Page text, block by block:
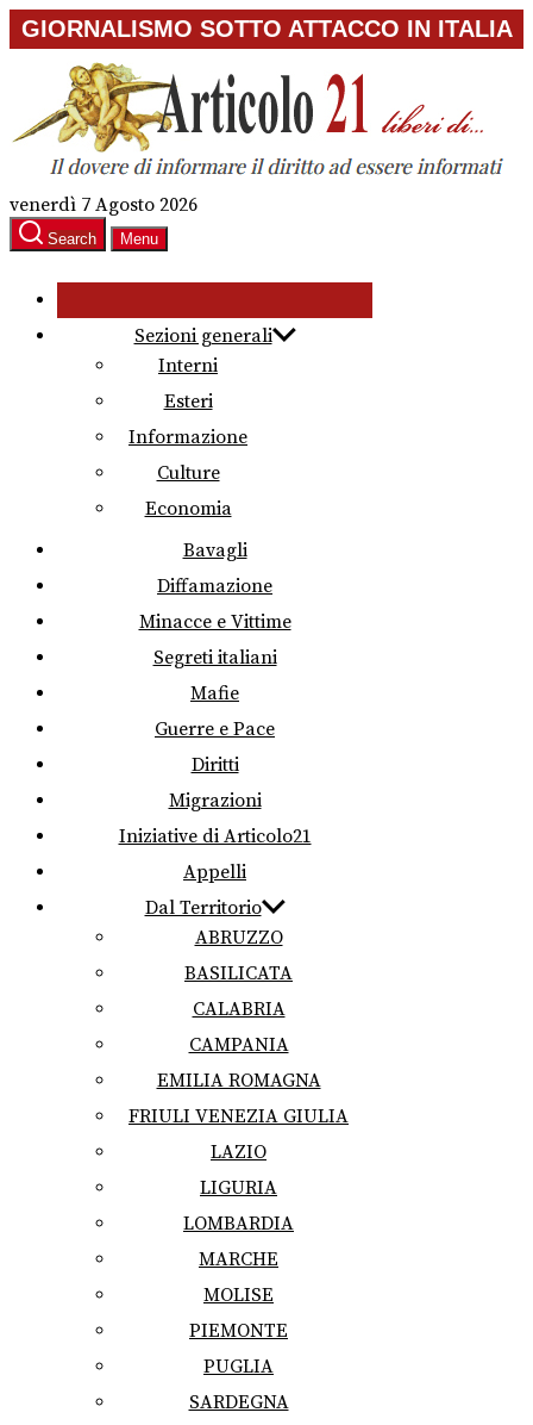
Skip
to
content
GIORNALISMO SOTTO ATTACCO IN ITALIA
venerdì 7 Agosto 2026
Search Menu
Sezioni generali
Interni
Esteri
Informazione
Culture
Economia
Bavagli
Diffamazione
Minacce e Vittime
Segreti italiani
Mafie
Guerre e Pace
Diritti
Migrazioni
Iniziative di Articolo21
Appelli
Dal Territorio
ABRUZZO
BASILICATA
CALABRIA
CAMPANIA
EMILIA ROMAGNA
FRIULI VENEZIA GIULIA
LAZIO
LIGURIA
LOMBARDIA
MARCHE
MOLISE
PIEMONTE
PUGLIA
SARDEGNA